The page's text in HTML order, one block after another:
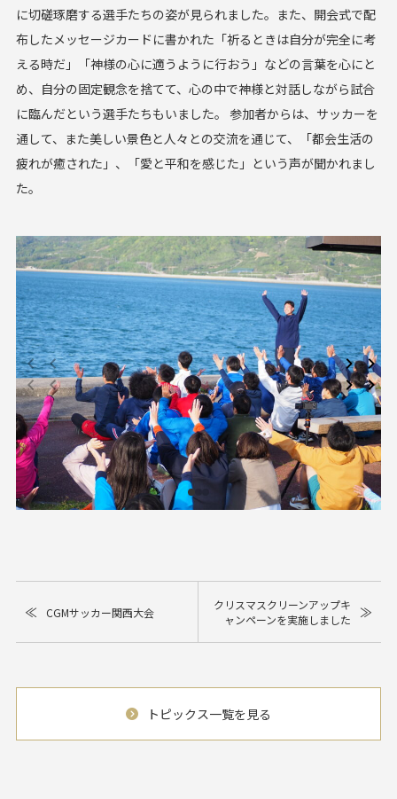
に切磋琢磨する選手たちの姿が見られました。また、開会式で配
布したメッセージカードに書かれた「祈るときは自分が完全に考
える時だ」「神様の心に適うように行おう」などの言葉を心にと
め、自分の固定観念を捨てて、心の中で神様と対話しながら試合
に臨んだという選手たちもいました。 参加者からは、サッカーを
通して、また美しい景色と人々との交流を通じて、「都会生活の
疲れが癒された」、「愛と平和を感じた」という声が聞かれまし
た。
≪ CGMサッカー関西大会
クリスマスクリーンアップキ
ャンペーンを実施しました
≫
トピックス一覧を見る